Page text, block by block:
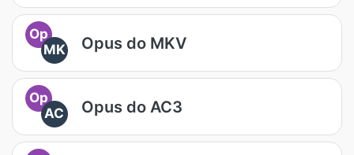
Op
MK
Opus do MKV
Op
AC
Opus do AC3